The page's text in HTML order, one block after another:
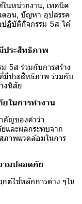
ในหน่วยงาน, เทคนิค
ตอน, ปัญหา อุปสรรค
ปฏิบัติกิจกรรม 5ส ได้
ประสิทธิภาพ
5ส ร่วมกับการสร้าง
ประสิทธิภาพ ร่วมกับ
งนิสัย
ในการทำงาน
คัญของคำว่า
และผลกระทบจาก
ภาพแวดล้อมในการ
ามปลอดภัย
ต์ใช้หลักการต่าง ๆใน